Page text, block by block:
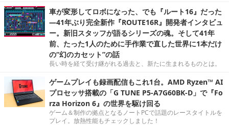
車が変形してロボになった、でも『ルート16』だった
―41年ぶり完全新作『ROUTE16R』開発者インタビュ
ー。新旧スタッフが語るシリーズの魂。そして41年
前、たった1人のために手作業で直した世界に1本だけ
の“幻のカセット”の話
長い時を経て受け継がれる過去と、新たに生まれるものとは。
ゲームプレイも録画配信もこれ1台。AMD Ryzen™ AI
プロセッサ搭載の「G TUNE P5-A7G60BK-D」で『Fo
rza Horizon 6』の世界を駆け回る
ゲーム＆制作の拠点となるノートPCで話題のレースタイトルを
プレイ。放熱性能もチェックしました！